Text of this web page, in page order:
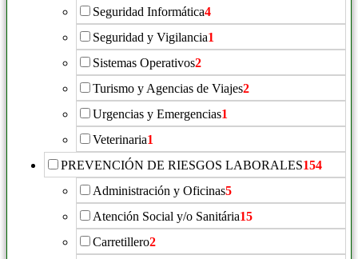
Seguridad Informática4
Seguridad y Vigilancia1
Sistemas Operativos2
Turismo y Agencias de Viajes2
Urgencias y Emergencias1
Veterinaria1
PREVENCIÓN DE RIESGOS LABORALES154
Administración y Oficinas5
Atención Social y/o Sanitária15
Carretillero2